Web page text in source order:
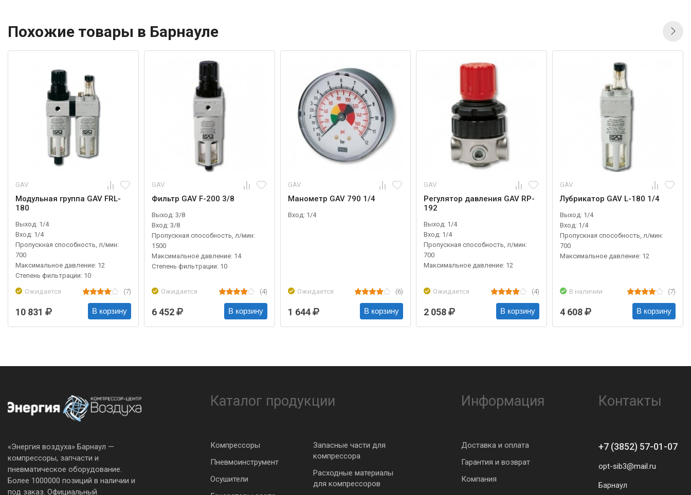
Похожие товары в Барнауле
GAV
Модульная группа GAV FRL-
180
Выход: 1/4
Вход: 1/4
Пропускная способность, л/мин:
700
Максимальное давление: 12
Степень фильтрации: 10
Ожидается (7)
10 831 В корзину
GAV
Фильтр GAV F-200 3/8
Выход: 3/8
Вход: 3/8
Пропускная способность, л/мин:
1500
Максимальное давление: 14
Степень фильтрации: 10
Ожидается (4)
6 452 В корзину
GAV
Манометр GAV 790 1/4
Вход: 1/4
Ожидается (6)
1 644 В корзину
GAV
Регулятор давления GAV RP-
192
Выход: 1/4
Вход: 1/4
Пропускная способность, л/мин:
700
Максимальное давление: 12
Ожидается (4)
2 058 В корзину
GAV
Лубрикатор GAV L-180 1/4
Выход: 1/4
Вход: 1/4
Пропускная способность, л/мин:
700
Максимальное давление: 12
В наличии (7)
4 608 В корзину
«Энергия воздуха» Барнаул —
компрессоры, запчасти и
пневматическое оборудование.
Более 1000000 позиций в наличии и
под заказ. Официальный
Каталог продукции
Компрессоры
Пневмоинструмент
Осушители
Запасные части для
компрессора
Расходные материалы
для компрессоров
Информация
Доставка и оплата
Гарантия и возврат
Компания
Контакты
+7 (3852) 57-01-07
opt-sib3@mail.ru
Барнаул